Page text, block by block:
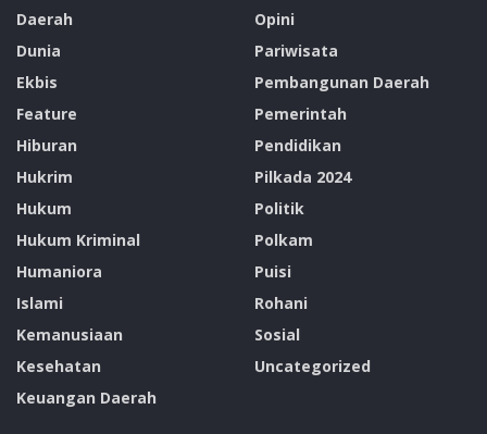
Musyawarah ditutup dengan penandatanganan berita
acara kesepakatan bersama, disertai harapan agar
Koperasi Desa Merah Putih dapat terus menjadi motor
penggerak ekonomi masyarakat Desa Tagawiti menuju
desa yang mandiri dan sejahtera.
Tags:
Koperasi Merah Putih
Kornelis B. Making
Musyawarah Desa Khusus
Daerah
Dunia
Ekbis
Feature
Hiburan
Hukrim
Hukum
Hukum Kriminal
Humaniora
Islami
Kemanusiaan
Kesehatan
Keuangan Daerah
Opini
Pariwisata
Pembangunan Daerah
Pemerintah
Pendidikan
Pilkada 2024
Politik
Polkam
Puisi
Rohani
Sosial
Uncategorized